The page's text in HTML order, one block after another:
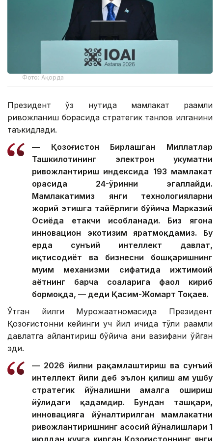
Фото: Ақорда
Президент ўз нутқида мамлакат рақамли
ривожланиш борасида стратегик танлов қилганини
таъкидлади.
— Қозоғистон Бирлашган Миллатлар
Ташкилотининг электрон ҳукуматни
ривожлантириш индексида 193 мамлакат
орасида 24-ўринни эгаллайди.
Мамлакатимиз янги технологияларни
жорий этишга тайёрлиги бўйича Марказий
Осиёда етакчи ҳисобланади. Биз ягона
инновацион экотизим яратмоқдамиз. Бу
ерда сунъий интеллект давлат,
иқтисодиёт ва бизнесни бошқаришнинг
муҳим механизми сифатида ижтимоий
ҳаётнинг барча соҳаларига фаол кириб
бормоқда, — деди Қасим-Жомарт Тоқаев.
Ўтган йилги Мурожаатномасида Президент
Қозоғистонни кейинги уч йил ичида тўлиқ рақамли
давлатга айлантириш бўйича аниқ вазифани қўйган
эди.
— 2026 йилни рақамлаштириш ва сунъий
интеллект йили деб эълон қилиш ҳам ушбу
стратегик йўналишни амалга ошириш
йўлидаги қадамдир. Бундан ташқари,
инновацияга йўналтирилган мамлакатни
ривожлантиришнинг асосий йўналишлари 1